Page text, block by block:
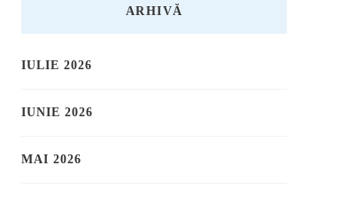
ARHIVĂ
IULIE 2026
IUNIE 2026
MAI 2026